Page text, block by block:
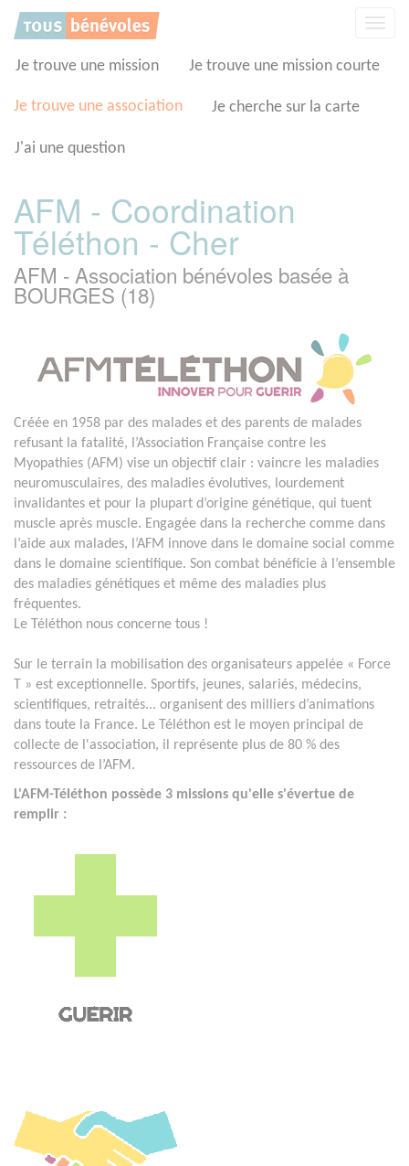
Je trouve une mission Je trouve une mission courte
Je trouve une association Je cherche sur la carte
J'ai une question
AFM - Coordination
Téléthon - Cher
AFM - Association bénévoles basée à
BOURGES (18)
Créée en 1958 par des malades et des parents de malades
refusant la fatalité, l’Association Française contre les
Myopathies (AFM) vise un objectif clair : vaincre les maladies
neuromusculaires, des maladies évolutives, lourdement
invalidantes et pour la plupart d’origine génétique, qui tuent
muscle après muscle. Engagée dans la recherche comme dans
l’aide aux malades, l’AFM innove dans le domaine social comme
dans le domaine scientifique. Son combat bénéficie à l’ensemble
des maladies génétiques et même des maladies plus
fréquentes.
Le Téléthon nous concerne tous !
Sur le terrain la mobilisation des organisateurs appelée « Force
T » est exceptionnelle. Sportifs, jeunes, salariés, médecins,
scientifiques, retraités... organisent des milliers d’animations
dans toute la France. Le Téléthon est le moyen principal de
collecte de l'association, il représente plus de 80 % des
ressources de l’AFM.
L'AFM-Téléthon possède 3 missions qu'elle s'évertue de
remplir :
Panneau de gestion des cookies